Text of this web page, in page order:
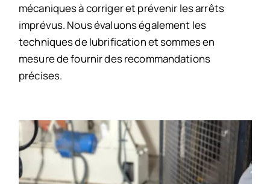
mécaniques à corriger et prévenir les arrêts
imprévus. Nous évaluons également les
techniques de lubrification et sommes en
mesure de fournir des recommandations
précises.